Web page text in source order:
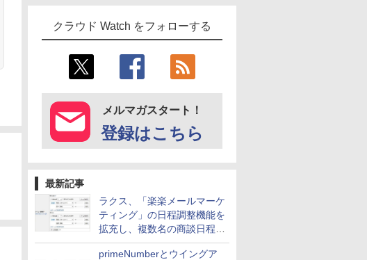
クラウド Watch をフォローする
メルマガスタート！
登録はこちら
最新記事
ラクス、「楽楽メールマーケ
ティング」の日程調整機能を
拡充し、複数名の商談日程調
整を効率化
primeNumberとウイングア